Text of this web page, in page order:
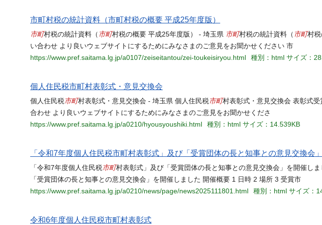
市町村税の統計資料（市町村税の概要 平成25年度版）
市町村税の統計資料（ 市町村税の概要 平成25年度版） - 埼玉県 市町村税の統計資料（ 市町村
い合わせ より良いウェブサイトにするためにみなさまのご意見をお聞かせください 市
https://www.pref.saitama.lg.jp/a0107/zeiseitantou/zei-toukeisiryou.html
種別：html サイズ：
個人住民税市町村表彰式・意見交換会
個人住民税市町村表彰式・意見交換会 - 埼玉県 個人住民税市町村表彰式・意見交換会 表彰式
合わせ より良いウェブサイトにするためにみなさまのご意見をお聞かせくださ
https://www.pref.saitama.lg.jp/a0210/hyousyoushiki.html
種別：html サイズ：14.539KB
「令和7年度個人住民税市町村表彰式」及び「受賞団体の長と知事との意見交換会
「令和7年度個人住民税市町村表彰式」及び「受賞団体の長と知事との意見交換会」を開催し
「受賞団体の長と知事との意見交換会」を開催しました 開催概要 1 日時 2 場所 3 受賞市
https://www.pref.saitama.lg.jp/a0210/news/page/news2025111801.html
種別：html サイズ：
令和6年度個人住民税市町村表彰式